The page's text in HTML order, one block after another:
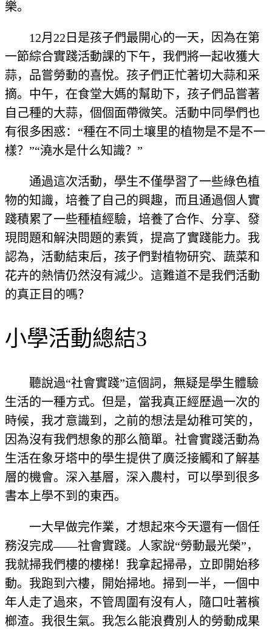
樂。
12月22日是孩子們最開心的一天，因為在第
一節綜合實踐活動課的下午，我們將一起收獲大
蒜，品嘗勞動的喜悅。孩子們正忙著切大蒜和采
摘。中午，在食堂大媽的幫助下，孩子們品嘗著
自己種的大蒜，個個面帶微笑。活動中同學們也
有很多困惑：“種在不同土壤里的植物是不是不一
樣？”“澆水是什么知識？”
通過這次活動，學生不僅學習了一些綠色植
物的知識，培養了自己的興趣，而且通過個人實
踐積累了一些種植經驗，培養了合作、分享、發
現問題和解決問題的素質，提高了實踐能力。我
認為，活動結束后，孩子們對植物研究、蔬菜和
花卉的熱情仍然沒有減少。這難道不是我們活動
的真正目的嗎？
小學活動總結3
聽說過“社會實踐”這個詞，無疑是學生體驗
生活的一種方式。但是，當我真正經歷過一次的
時候，我才意識到，之前的想法是幼稚可笑的，
因為沒有我們想象的那么簡單。社會實踐活動為
生活在象牙塔中的學生提供了廣泛接觸和了解基
層的機會。深入基層，深入農村，可以學到很多
書本上學不到的東西。
一大早做完作業，才想起來今天還有一個任
務沒完成——社會實踐。人家說“勞動最光榮”，
我就掃我們樓的樓梯！我拿起掃帚，立即開始移
動。我跑到六樓，開始掃地。掃到一半，一個中
年人走了過來，不管周圍有沒有人，隨口吐著檳
榔渣。我很生氣。我怎么能浪費別人的勞動成果